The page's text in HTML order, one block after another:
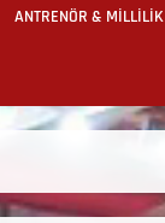
ANTRENÖR & MİLLİLİK